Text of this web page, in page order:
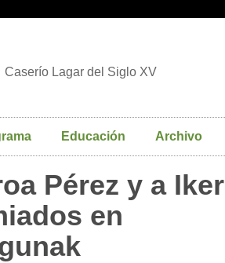
Caserío Lagar del Siglo XV
Educación Archivo
Pérez y a Iker
en